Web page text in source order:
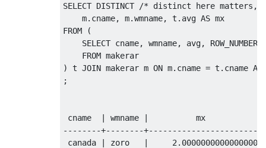
SELECT DISTINCT
/* distinct here matters,
    m
. cname, m.wmname, t . avg AS
FROM
(
SELECT cname, wmname, avg, ROW_NUMBER
FROM
)
t JOIN makerar m ON m. cname = t . cname
;
cname | wmname |
--------+--------+------------------------
canada
| zoro |
2.0000000000000000